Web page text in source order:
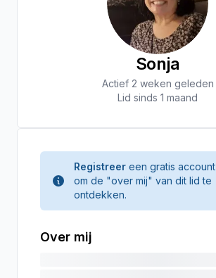
Sonja
Actief 2 weken geleden
Lid sinds 1 maand
Registreer een gratis
om de "over mij" van dit lid te
ontdekken.
Over mij